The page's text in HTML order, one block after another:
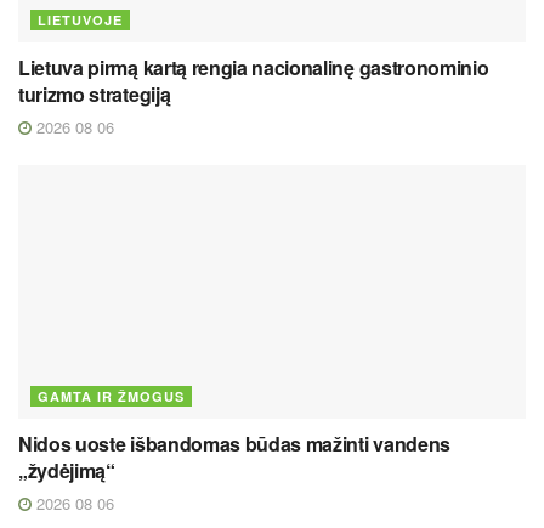
LIETUVOJE
Lietuva pirmą kartą rengia nacionalinę gastronominio
turizmo strategiją
2026 08 06
GAMTA IR ŽMOGUS
Nidos uoste išbandomas būdas mažinti vandens
„žydėjimą“
2026 08 06